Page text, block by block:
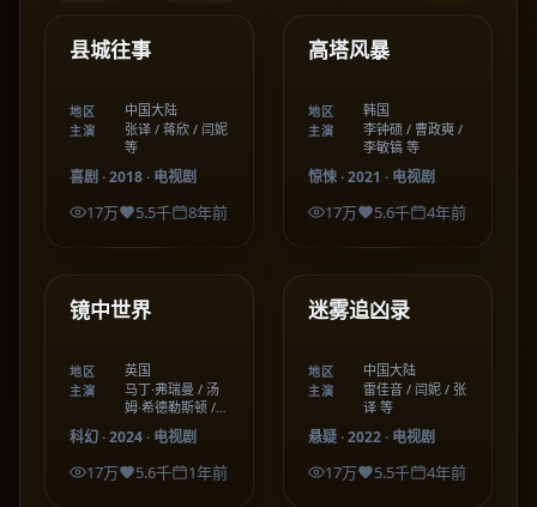
精选
县城往事
地区 中国大陆
主演
张译 / 蒋欣 / 闫妮
等
喜剧 ·2018· 电视剧
17万 5.5千 8年前
精选
高塔风暴
地区 韩国
主演
李钟硕 / 曹政奭 /
李敏镐 等
惊悚·2021 · 电视剧
17万 5.6千 4年前
精选
镜中世界
地区 英国
主演
马丁·弗瑞曼 / 汤
姆·希德勒斯顿 /
奥利维娅·科尔曼
科幻·2024· 电视剧
17万 5.6千 1年前
精选
迷雾追凶录
地区 中国大陆
主演
雷佳音 / 闫妮 / 张
译 等
悬疑·2022· 电视剧
17万 5.5千 4年前